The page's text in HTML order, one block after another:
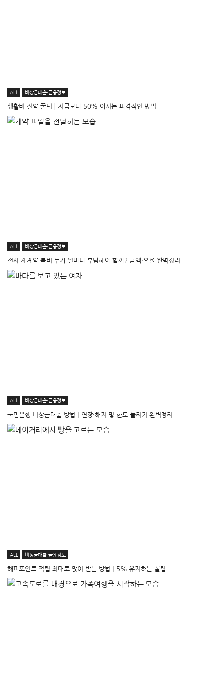
ALL 비상금대출·금융정보
생활비 절약 꿀팁│지금보다 50% 아끼는 파격적인 방법
ALL 비상금대출·금융정보
전세 재계약 복비 누가 얼마나 부담해야 할까? 금액·요율 완벽정리
ALL 비상금대출·금융정보
국민은행 비상금대출 방법│연장·해지 및 한도 늘리기 완벽정리
ALL 비상금대출·금융정보
해피포인트 적립 최대로 많이 받는 방법│5% 유지하는 꿀팁